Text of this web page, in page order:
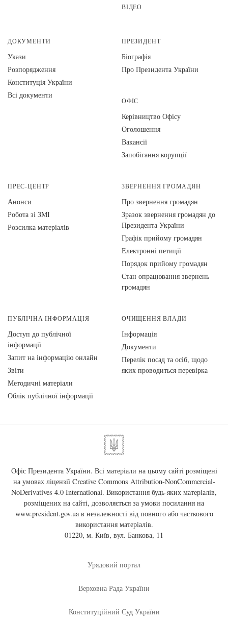
ВІДЕО
ДОКУМЕНТИ
Укази
Розпорядження
Конституція України
Всі документи
ПРЕЗИДЕНТ
Біографія
Про Президента України
ОФІС
Керівництво Офісу
Оголошення
Вакансії
Запобігання корупції
ПРЕС-ЦЕНТР
Анонси
Робота зі ЗМІ
Розсилка матеріалів
ЗВЕРНЕННЯ ГРОМАДЯН
Про звернення громадян
Зразок звернення громадян до
Президента України
Графік прийому громадян
Електронні петиції
Порядок прийому громадян
Стан опрацювання звернень
громадян
ПУБЛІЧНА ІНФОРМАЦІЯ
Доступ до публічної
інформації
Запит на інформацію онлайн
Звіти
Методичні матеріали
Облік публічної інформації
ОЧИЩЕННЯ ВЛАДИ
Інформація
Документи
Перелік посад та осіб, щодо
яких проводиться перевірка
Офіс Президента України. Всі матеріали на цьому сайті розміщені
на умовах ліцензії Creative Commons Attribution-NonCommercial-
NoDerivatives 4.0 International. Використання будь-яких матеріалів,
розміщених на сайті, дозволяється за умови посилання на
www.president.gov.uaв незалежності від повного або часткового
використання матеріалів.
01220, м. Київ, вул. Банкова, 11
Урядовий портал
Верховна Рада України
Конституційний Суд України